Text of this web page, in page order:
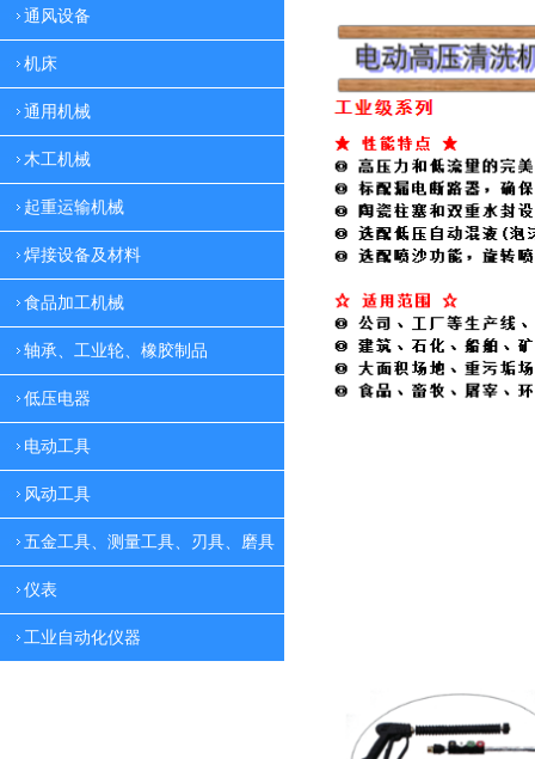
通风设备
机床
通用机械
木工机械
起重运输机械
焊接设备及材料
食品加工机械
轴承、工业轮、橡胶制品
低压电器
电动工具
风动工具
五金工具、测量工具、刃具、磨具
仪表
工业自动化仪器